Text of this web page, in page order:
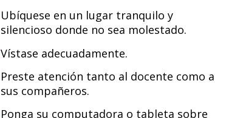
Ubíquese en un lugar tranquilo y
silencioso donde no sea molestado.
Vístase adecuadamente.
Preste atención tanto al docente como a
sus compañeros.
Ponga su computadora o tableta sobre